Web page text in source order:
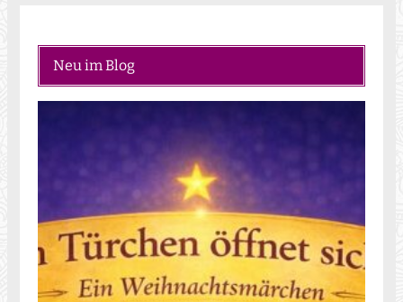
Neu im Blog